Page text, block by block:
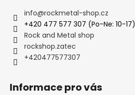
info@rockmetal-shop.cz
+420 477 577 307 (Po-Ne: 10-17)
Rock and Metal shop
rockshop.zatec
+420477577307
Informace pro vás